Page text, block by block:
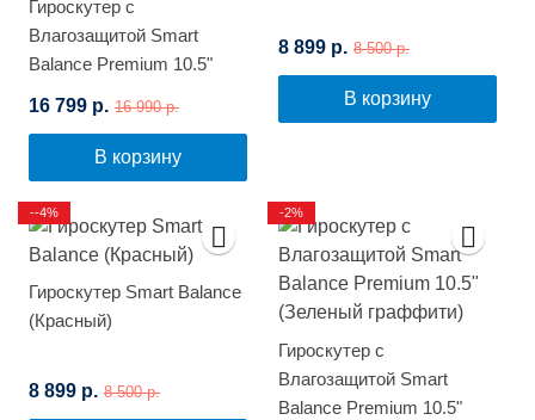
Гироскутер с
Влагозащитой Smart
Balance Premium 10.5"
16 799 р. 16 990 р.
В корзину
8 899 р. 8 500 р.
В корзину
Гироскутер Smart Balance
(Красный)
8 899 р. 8 500 р.
--4%
Гироскутер с
Влагозащитой Smart
Balance Premium 10.5"
-2%